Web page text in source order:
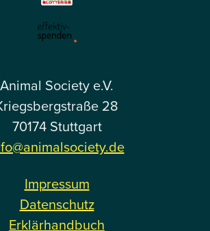
Animal Society e.V.
28
70174 Stuttgart
Impressum
Datenschutz
Erklärhandbuch